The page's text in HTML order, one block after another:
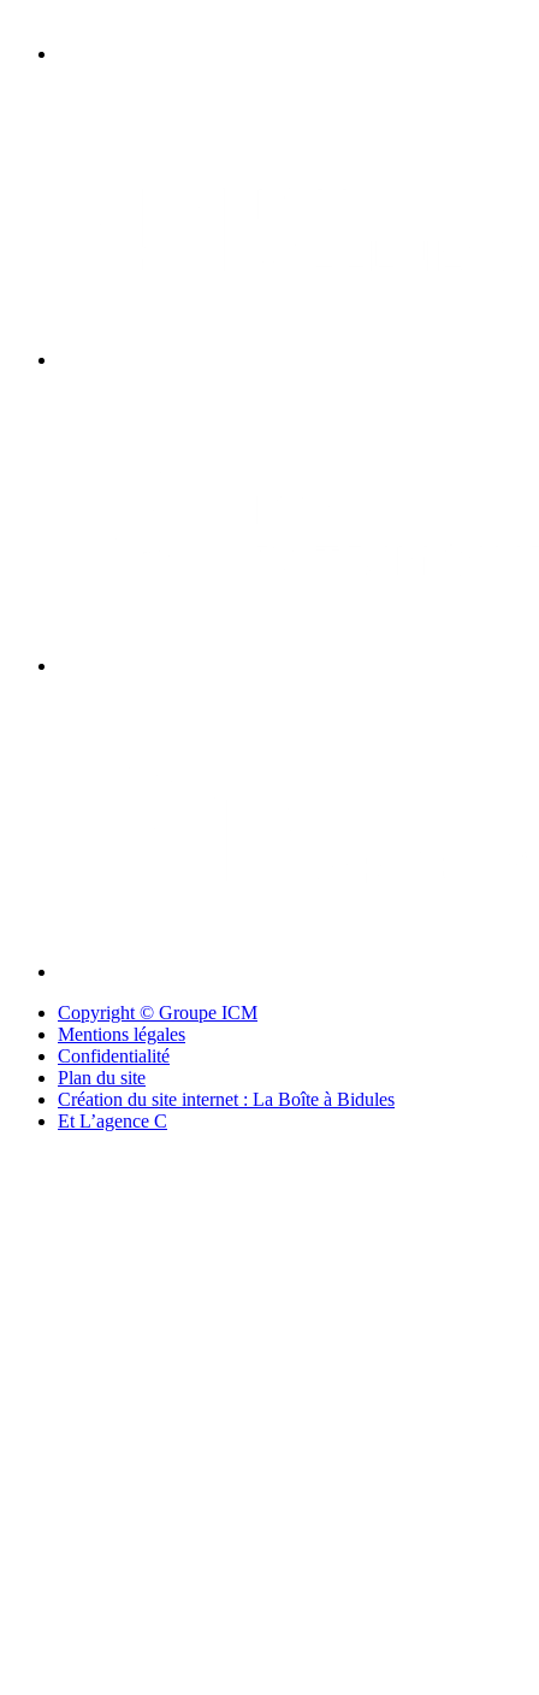
Copyright © Groupe ICM
Mentions légales
Confidentialité
Plan du site
Création du site internet : La Boîte à Bidules
Et L’agence C